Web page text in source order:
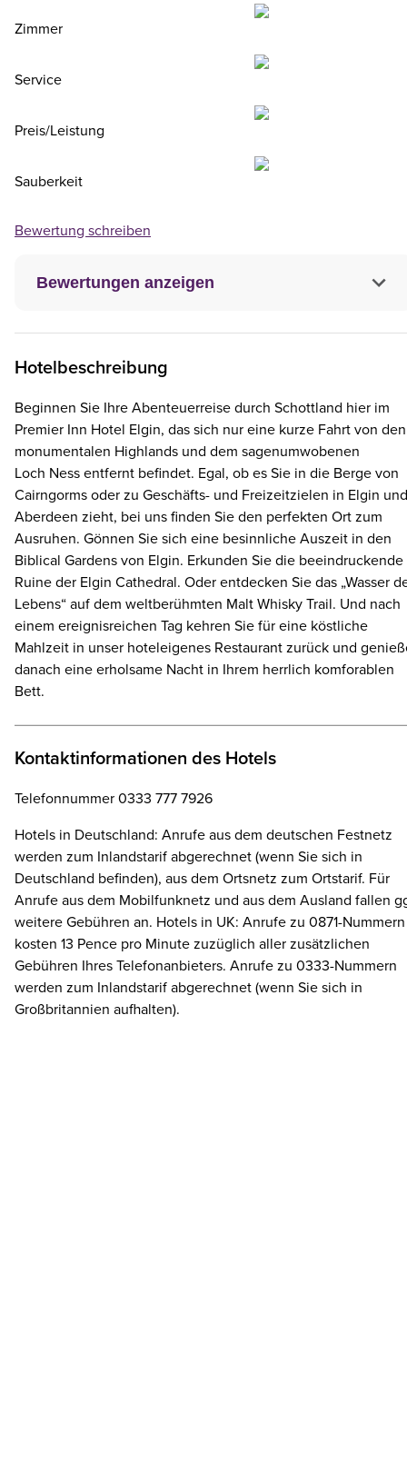
Bewertungen anzeigen
Zimmer
Service
Preis/Leistung
Sauberkeit
Bewertung schreiben
Hotelbeschreibung
Beginnen Sie Ihre Abenteuerreise durch Schottland hier im
Premier Inn Hotel Elgin, das sich nur eine kurze Fahrt von den
monumentalen Highlands und dem sagenumwobenen
Loch Ness entfernt befindet. Egal, ob es Sie in die Berge von
Cairngorms oder zu Geschäfts- und Freizeitzielen in Elgin und
Aberdeen zieht, bei uns finden Sie den perfekten Ort zum
Ausruhen. Gönnen Sie sich eine besinnliche Auszeit in den
Biblical Gardens von Elgin. Erkunden Sie die beeindruckende
Ruine der Elgin Cathedral. Oder entdecken Sie das „Wasser
Lebens“ auf dem weltberühmten Malt Whisky Trail. Und nach
einem ereignisreichen Tag kehren Sie für eine köstliche
Mahlzeit in unser hoteleigenes Restaurant zurück und
danach eine erholsame Nacht in Ihrem herrlich komforablen
Bett.
Kontaktinformationen des Hotels
Telefonnummer 0333 777 7926
Hotels in Deutschland: Anrufe aus dem deutschen Festnetz
werden zum Inlandstarif abgerechnet (wenn Sie sich in
Deutschland befinden), aus dem Ortsnetz zum Ortstarif. Für
Anrufe aus dem Mobilfunknetz und aus dem Ausland fallen
weitere Gebühren an. Hotels in UK: Anrufe zu 0871-Nummern
kosten 13 Pence pro Minute zuzüglich aller zusätzlichen
Gebühren Ihres Telefonanbieters. Anrufe zu 0333-Nummern
werden zum Inlandstarif abgerechnet (wenn Sie sich in
Großbritannien aufhalten).